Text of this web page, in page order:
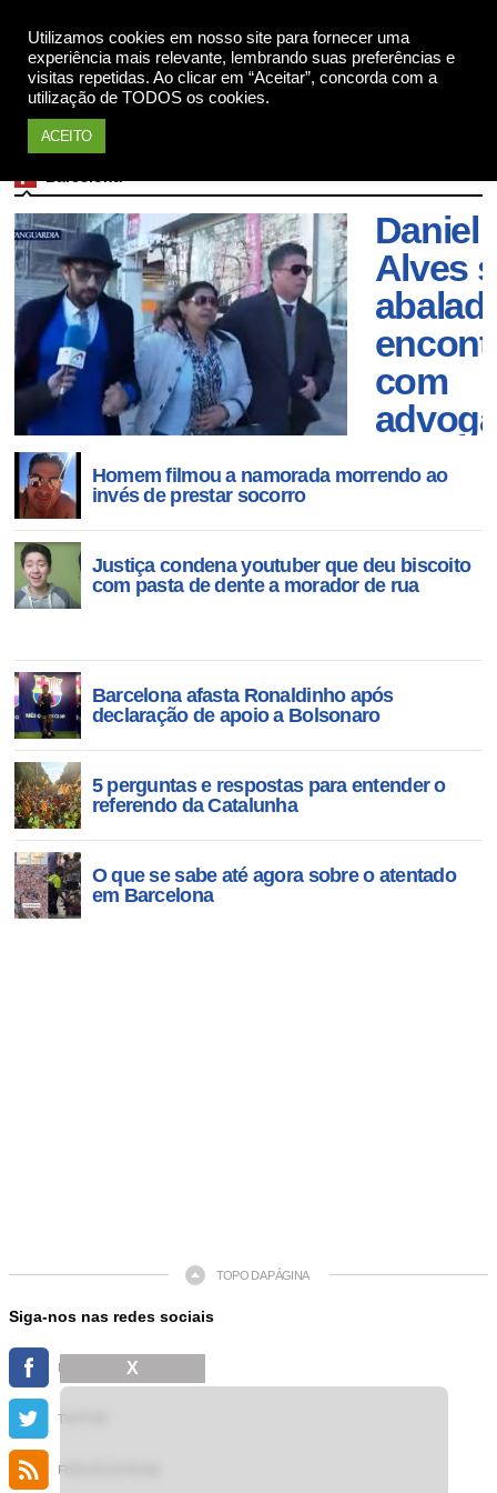
Utilizamos cookies em nosso site para fornecer uma
experiência mais relevante, lembrando suas preferências e
visitas repetidas. Ao clicar em “Aceitar”, concorda com a
utilização de TODOS os cookies.
ACEITO
Mãe de
Daniel
Alves
com
do filho
Homem filmou a namorada morrendo ao
invés de prestar socorro
Justiça condena youtuber que deu biscoito
com pasta de dente a morador de rua
Barcelona afasta Ronaldinho após
declaração de apoio a Bolsonaro
5 perguntas e respostas para entender o
referendo da Catalunha
O que se sabe até agora sobre o atentado
em Barcelona
TOPO DA PÁGINA
Siga-nos nas redes sociais
FACEBOOK
TWITTER
FEED DE NOTÍCIAS
X